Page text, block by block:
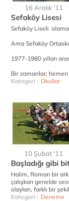
16 Aralık '11
Sefaköy Lisesi
Sefaköy Liseli
Ama Sefaköy
1977-1980 yılları
Bir zamanlar; hemen
Kategori : Okullar
10 Şubat '11
Başladığı gibi
Halim, Roman bir
çalışkan genelde
olayları, farklı bir
Kategori : Deneme